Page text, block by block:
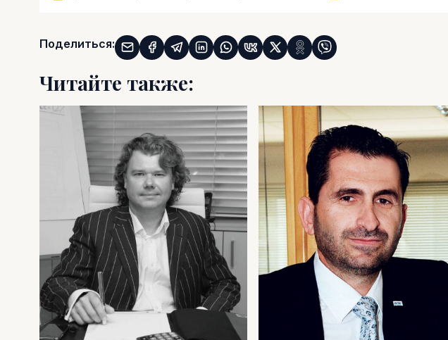
Поделиться:
Читайте также: